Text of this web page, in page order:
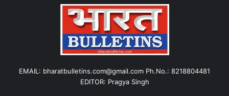
EMAIL: bharatbulletins.com@gmail.com Ph.No.: 8218804481
EDITOR: Pragya Singh